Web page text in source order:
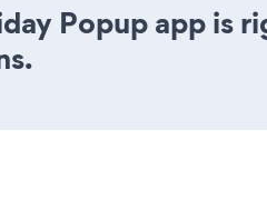
Popup app is